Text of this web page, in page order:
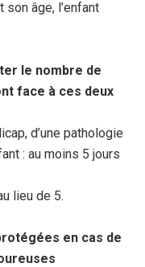
âge, l’enfant
le nombre de
face à ces deux
d’une pathologie
: au moins 5 jours
lieu de 5.
en cas de